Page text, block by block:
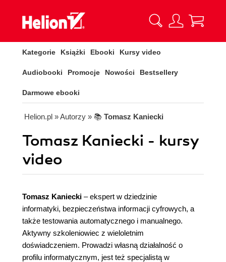
Kategorie Książki Ebooki Kursy video
Audiobooki Promocje Nowości Bestsellery
Darmowe ebooki
Helion.pl » Autorzy » 📚 Tomasz Kaniecki
Tomasz Kaniecki - kursy
video
Tomasz Kaniecki – ekspert w dziedzinie
informatyki, bezpieczeństwa informacji cyfrowych, a
także testowania automatycznego i manualnego.
Aktywny szkoleniowiec z wieloletnim
doświadczeniem. Prowadzi własną działalność o
profilu informatycznym, jest też specjalistą w